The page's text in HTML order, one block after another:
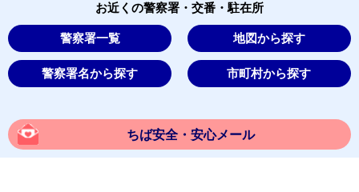
お近くの警察署・交番・駐在所
警察署一覧 地図から探す
警察署名から探す 市町村から探す
ちば安全・安心メール